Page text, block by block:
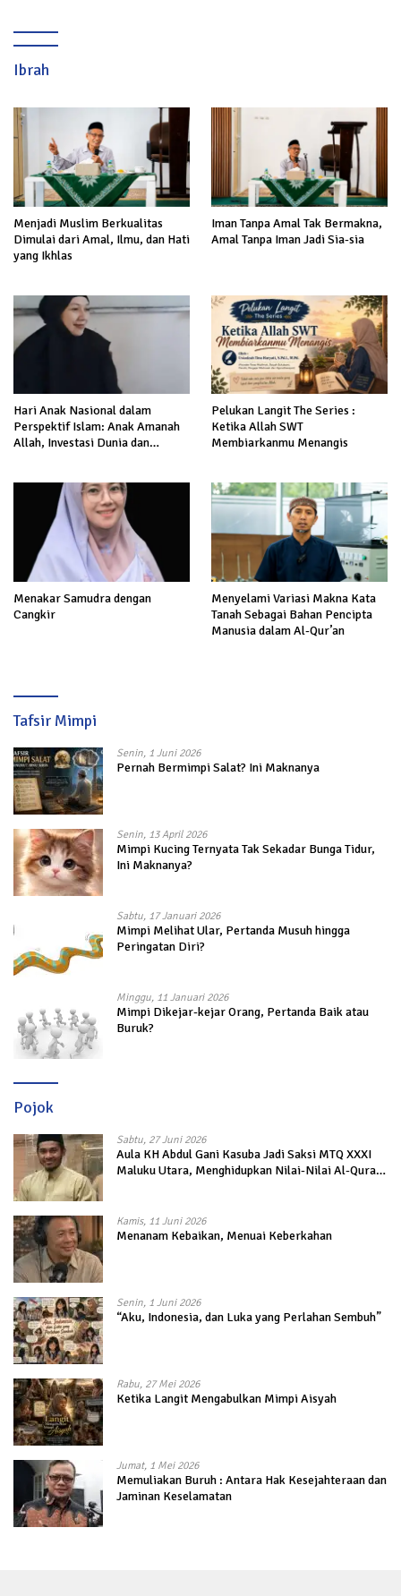
Ibrah
Menjadi Muslim Berkualitas
Dimulai dari Amal, Ilmu, dan Hati
yang Ikhlas
Iman Tanpa Amal Tak Bermakna,
Amal Tanpa Iman Jadi Sia-sia
Hari Anak Nasional dalam
Perspektif Islam: Anak Amanah
Allah, Investasi Dunia dan
Pelukan Langit The Series :
Ketika Allah SWT
Membiarkanmu Menangis
Menakar Samudra dengan
Cangkir
Menyelami Variasi Makna Kata
Tanah Sebagai Bahan Pencipta
Manusia dalam Al-Qur’an
Tafsir Mimpi
Senin, 1 Juni 2026
Pernah Bermimpi Salat? Ini Maknanya
Senin, 13 April 2026
Mimpi Kucing Ternyata Tak Sekadar Bunga Tidur,
Ini Maknanya?
Sabtu, 17 Januari 2026
Mimpi Melihat Ular, Pertanda Musuh hingga
Peringatan Diri?
Minggu, 11 Januari 2026
Mimpi Dikejar-kejar Orang, Pertanda Baik atau
Buruk?
Pojok
Sabtu, 27 Juni 2026
Aula KH Abdul Gani Kasuba Jadi Saksi MTQ XXXI
Maluku Utara, Menghidupkan Nilai-Nilai Al-Quran
Kamis, 11 Juni 2026
Menanam Kebaikan, Menuai Keberkahan
Senin, 1 Juni 2026
“Aku, Indonesia, dan Luka yang Perlahan Sembuh”
Rabu, 27 Mei 2026
Ketika Langit Mengabulkan Mimpi Aisyah
Jumat, 1 Mei 2026
Memuliakan Buruh : Antara Hak Kesejahteraan dan
Jaminan Keselamatan